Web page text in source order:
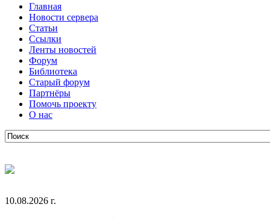
Главная
Новости сервера
Статьи
Ссылки
Ленты новостей
Форум
Библиотека
Старый форум
Партнёры
Помочь проекту
О нас
10.08.2026 г.